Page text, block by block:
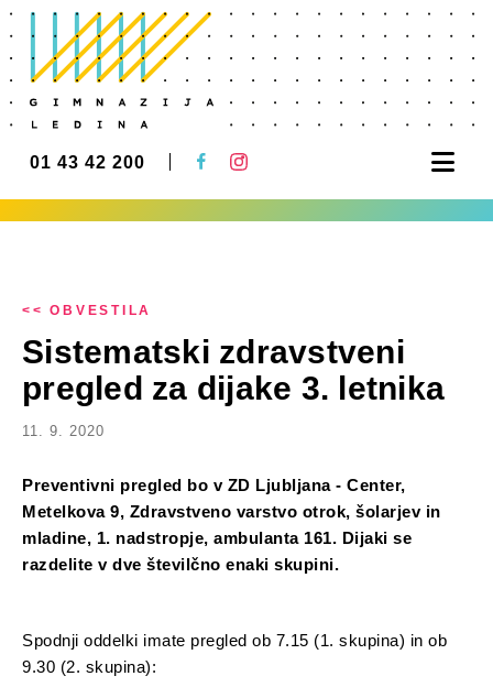
01 43 42 200
<< OBVESTILA
Sistematski zdravstveni
pregled za dijake 3. letnika
11. 9. 2020
Preventivni pregled bo v ZD Ljubljana - Center,
Metelkova 9, Zdravstveno varstvo otrok, šolarjev in
mladine, 1. nadstropje, ambulanta 161. Dijaki se
razdelite v dve številčno enaki skupini.
Spodnji oddelki imate pregled ob 7.15 (1. skupina) in ob
9.30 (2. skupina):